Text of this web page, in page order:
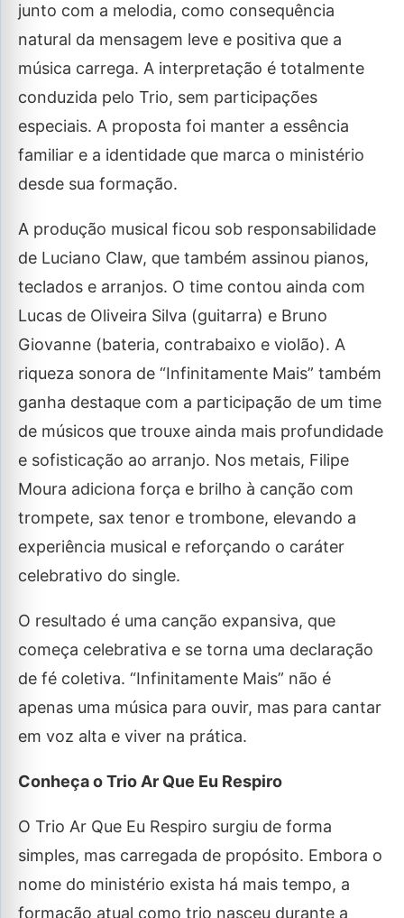
junto com a melodia, como consequência
natural da mensagem leve e positiva que a
música carrega. A interpretação é totalmente
conduzida pelo Trio, sem participações
especiais. A proposta foi manter a essência
familiar e a identidade que marca o ministério
desde sua formação.
A produção musical ficou sob responsabilidade
de Luciano Claw, que também assinou pianos,
teclados e arranjos. O time contou ainda com
Lucas de Oliveira Silva (guitarra) e Bruno
Giovanne (bateria, contrabaixo e violão). A
riqueza sonora de “Infinitamente Mais” também
ganha destaque com a participação de um time
de músicos que trouxe ainda mais profundidade
e sofisticação ao arranjo. Nos metais, Filipe
Moura adiciona força e brilho à canção com
trompete, sax tenor e trombone, elevando a
experiência musical e reforçando o caráter
celebrativo do single.
O resultado é uma canção expansiva, que
começa celebrativa e se torna uma declaração
de fé coletiva. “Infinitamente Mais” não é
apenas uma música para ouvir, mas para cantar
em voz alta e viver na prática.
Conheça o Trio Ar Que Eu Respiro
O Trio Ar Que Eu Respiro surgiu de forma
simples, mas carregada de propósito. Embora o
nome do ministério exista há mais tempo, a
formação atual como trio nasceu durante a